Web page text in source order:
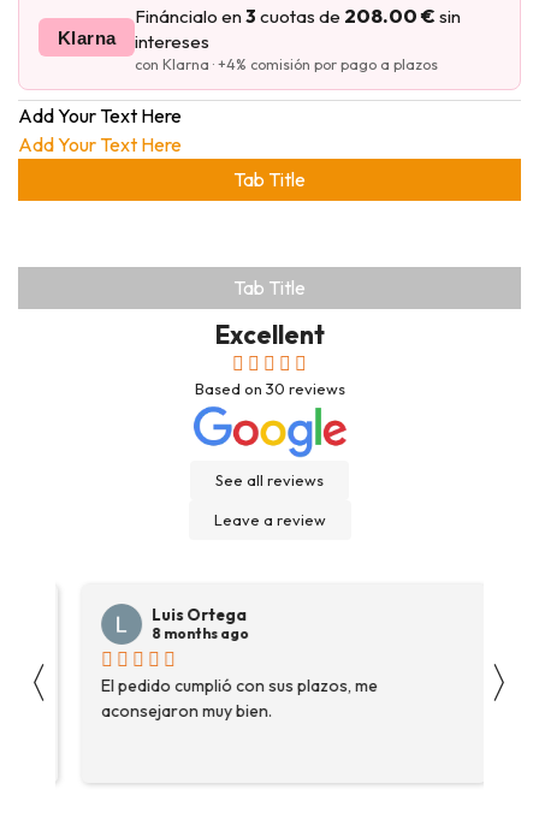
Klarna
Fináncialo en3 cuotas de 208.00 € sin
intereses
con Klarna · +4% comisión por pago a plazos
Add Your Text Here
Add Your Text Here
Tab Title
Tab Title
Excellent
Based on 30 reviews
See all reviews
Leave a review
〈
Luis Ortega
8 months ago
El pedido cumplió con sus plazos, me
aconsejaron muy bien.
〉